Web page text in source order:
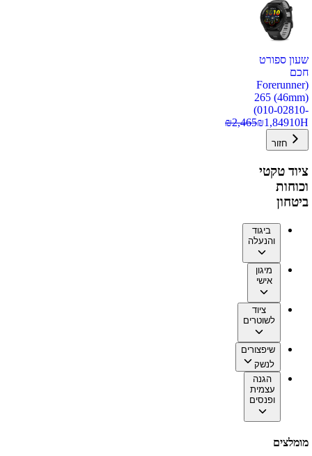
שעון ספורט
חכם
(Forerunner
265 (46mm)
(010-02810-
10H
₪1,849
₪2,465
חזור
ציוד טקטי
וכוחות
ביטחון
ביגוד
והנעלה
מיגון
אישי
ציוד
לשוטרים
שיפצורים
לנשק
הגנה
עצמית
ופנסים
מומלצים